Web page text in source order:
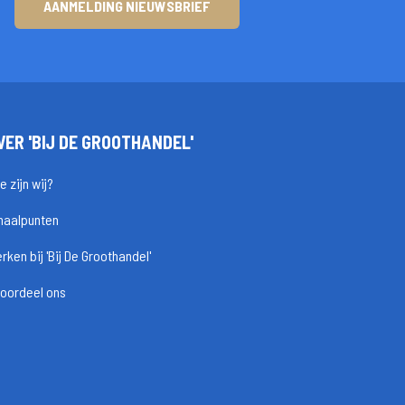
AANMELDING NIEUWSBRIEF
'BIJ DE GROOTHANDEL'
zijn wij?
bij 'Bij De Groothandel'
ons